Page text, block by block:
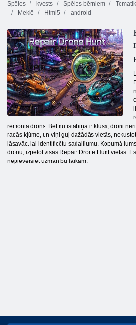
Spēles
kvests Spēles bērniem
Meklē
Html5 android
remonta drons. Bet nu istabiņā ir kluss, droni
radās kļūme, un viņi guļ dažādās vietās,
jāsavāc, lai identificētu sadalījumu. Kopumā
dronu, izpētot visas Repair Drone Hunt vietas.
nepievērsiet uzmanību laikam.